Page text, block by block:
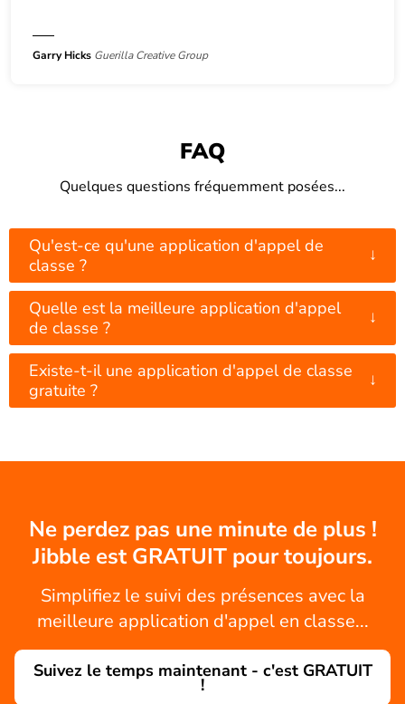
Garry Hicks Guerilla Creative Group
FAQ
Quelques questions fréquemment posées...
Qu'est-ce qu'une application d'appel de
classe ?
↓
Quelle est la meilleure application d'appel
de classe ?
↓
Existe-t-il une application d'appel de classe
gratuite ?
↓
Ne perdez pas une minute de plus !
Jibble est GRATUIT pour toujours.
Simplifiez le suivi des présences avec la
meilleure application d'appel en classe...
Suivez le temps maintenant - c'est GRATUIT
!